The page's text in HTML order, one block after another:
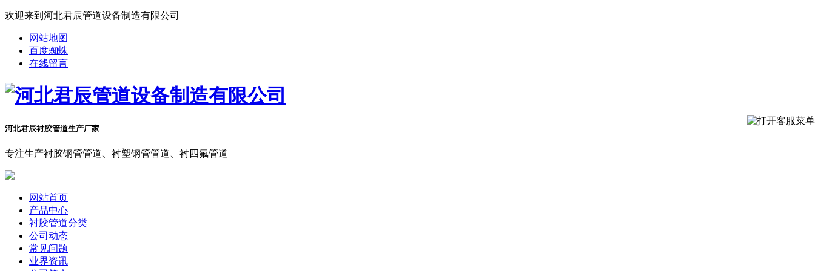
欢迎来到河北君辰管道设备制造有限公司
网站地图
百度蜘蛛
在线留言
河北君辰衬胶管道生产厂家
专注生产衬胶钢管管道、衬塑钢管管道、衬四氟管道
网站首页
产品中心
衬胶管道分类
公司动态
常见问题
业界资讯